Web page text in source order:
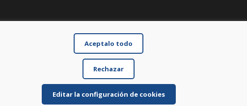
Aceptalo todo
Rechazar
Editar la configuración de cookies